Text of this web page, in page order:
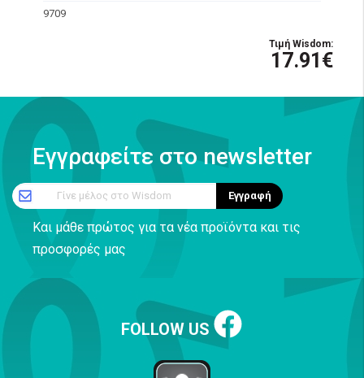
9709
Τιμή Wisdom:
17.91€
Εγγραφείτε στο newsletter
Γίνε μέλος στο Wisdom Εγγραφή
Και μάθε πρώτος για τα νέα προϊόντα και τις
προσφορές μας
FOLLOW US